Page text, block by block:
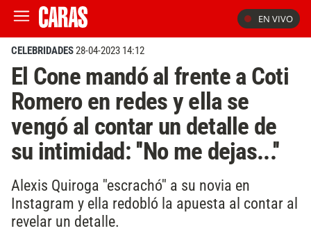
EN VIVO
CELEBRIDADES28-04-2023 14:12
El Cone mandó al frente a Coti
Romero en redes y ella se
vengó al contar un detalle de
su intimidad: ''No me dejas...''
Alexis Quiroga ''escrachó'' a su novia en
Instagram y ella redobló la apuesta al contar al
revelar un detalle.